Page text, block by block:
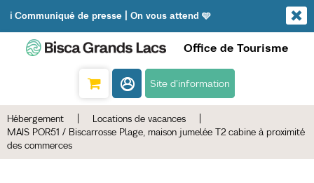
ℹ️ Communiqué de presse | On vous attend 🩵
Office de Tourisme
Site d'information
Hébergement Locations de vacances
MAIS POR51 / Biscarrosse Plage, maison jumelée T2 cabine à proximité
des commerces